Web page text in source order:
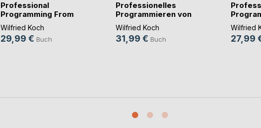
Professional
Programming From
the (...)
Wilfried Koch
29,99 € Buch
Professionelles
Programmieren von
(...)
Wilfried Koch
31,99 € Buch
(...)
Wilfried
27,99